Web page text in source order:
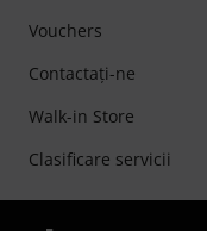
Vouchers
Contactaţi-ne
Walk-in Store
Clasificare servicii